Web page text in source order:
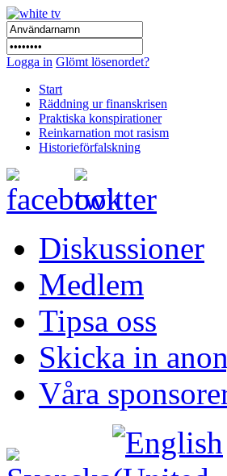
Logga in Glömt lösenordet?
Start
Räddning ur finanskrisen
Praktiska konspirationer
Reinkarnation mot rasism
Historieförfalskning
Diskussioner
Medlem
Tipsa oss
Skicka in
Våra